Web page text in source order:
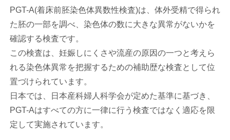
院内・設備紹介
アクセス・地図
よくあるご質問
ご意見箱
PGT-A(着床前胚染色体異数性検査)は、体外受精で得られ
た胚の一部を調べ、染色体の数に大きな異常がないかを
確認する検査です。
この検査は、妊娠しにくさや流産の原因の一つと考えら
れる染色体異常を把握するための補助歴な検査として位
置づけられています。
日本では、日本産科婦人科学会が定めた基準に基づき、
PGT-Aはすべての方に一律に行う検査ではなく適応を限
定して実施されています。